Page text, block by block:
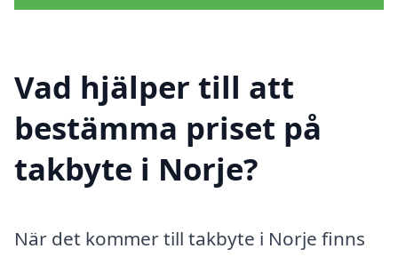
Vad hjälper till att
bestämma priset på
takbyte i Norje?
När det kommer till takbyte i Norje finns